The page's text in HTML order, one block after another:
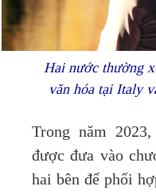
Hai nước thường
văn hóa tại Italy
Trong năm
được đưa vào
hai bên để phối